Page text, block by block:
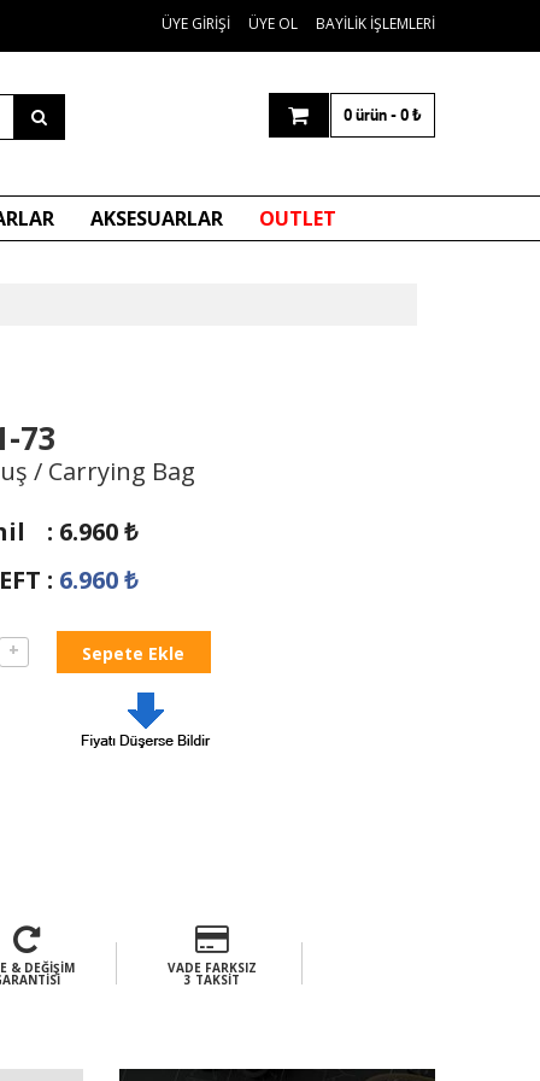
ÜYE GIRIŞI ÜYE OL BAYILIK İŞLEMLERI
0 ürün - 0 ₺
AKSESUARLAR OUTLET
73
/ Carrying Bag
: 6.960₺
: 6.960₺
+
& DEĞIŞIM VADE FARKSIZ
3 TAKSIT